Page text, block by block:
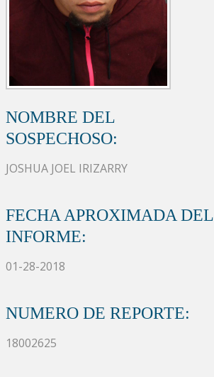
NOMBRE DEL
SOSPECHOSO:
JOSHUA JOEL IRIZARRY
FECHA APROXIMADA DEL
INFORME:
01-28-2018
NUMERO DE REPORTE:
18002625